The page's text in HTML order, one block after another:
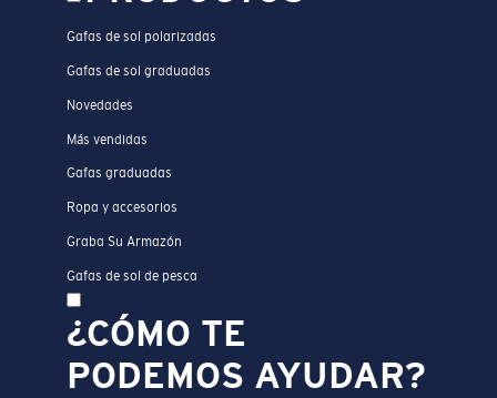
Gafas de sol polarizadas
Gafas de sol graduadas
Novedades
Más vendidas
Gafas graduadas
Ropa y accesorios
Graba Su Armazón
Gafas de sol de pesca
¿CÓMO TE
PODEMOS AYUDAR?